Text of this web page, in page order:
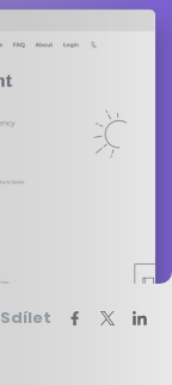
Sdílet